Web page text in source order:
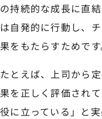
の持続的な成長に直
は自発的に行動し、
果をもたらすためです
たとえば、上司から
果を正しく評価され
役に立っている」と